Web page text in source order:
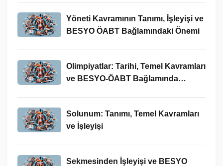
Yöneti Kavramının Tanımı, İşleyişi ve
BESYO ÖABT Bağlamındaki Önemi
Olimpiyatlar: Tarihi, Temel Kavramları
ve BESYO-ÖABT Bağlamında
Solunum: Tanımı, Temel Kavramları
ve İşleyişi
Sekmesinden İşleyişi ve BESYO